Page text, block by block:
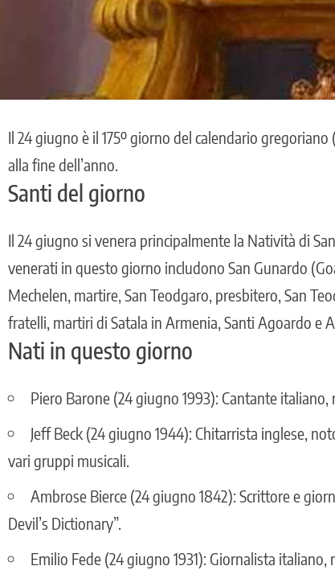
Il 24 giugno è il 175º giorno del calendario
alla fine dell’anno.
Santi del giorno
Il 24 giugno si venera principalmente la Natività di
venerati in questo giorno includono San Gunardo
Mechelen, martire, San Teodgaro, presbitero, San
fratelli, martiri di Satala in Armenia, Santi Agoardo e
Nati in questo giorno
Piero Barone (24 giugno 1993): Cantante
Jeff Beck (24 giugno 1944): Chitarrista inglese,
vari gruppi musicali.
Ambrose Bierce (24 giugno 1842): Scrittore e
Devil’s Dictionary”.
Emilio Fede (24 giugno 1931): Giornalista